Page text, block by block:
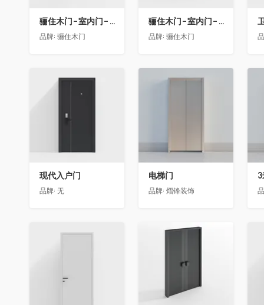
骊住木门-室内门-单开门-BFA-EF浅灰色
品牌: 骊住木门
骊住木门-室内门-单开门-BFA-PP麦芽黄色
品牌: 骊住木门
收藏
现代入户门
品牌: 无
收藏
电梯门
品牌: 熠锋装饰